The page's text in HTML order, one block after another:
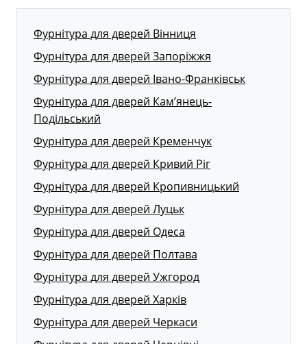
Фурнітура для дверей Вінниця
Фурнітура для дверей Запоріжжя
Фурнітура для дверей Івано-Франківськ
Фурнітура для дверей Кам’янець-
Подільський
Фурнітура для дверей Кременчук
Фурнітура для дверей Кривий Ріг
Фурнітура для дверей Кропивницький
Фурнітура для дверей Луцьк
Фурнітура для дверей Одеса
Фурнітура для дверей Полтава
Фурнітура для дверей Ужгород
Фурнітура для дверей Харків
Фурнітура для дверей Черкаси